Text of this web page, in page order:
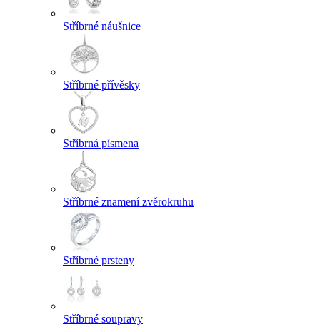
Stříbrné náušnice
Stříbrné přívěsky
Stříbrná písmena
Stříbrné znamení zvěrokruhu
Stříbrné prsteny
Stříbrné soupravy